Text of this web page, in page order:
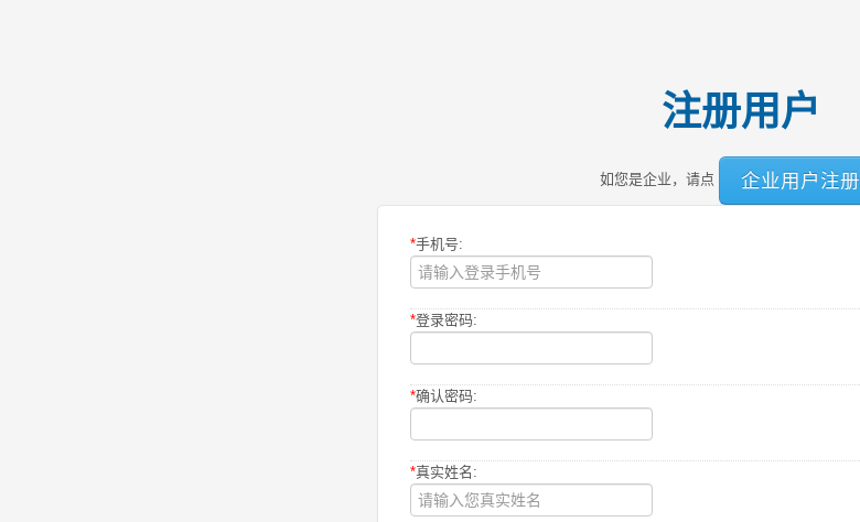
注册用户
如您是企业，请点 企业用户注册
*手机号:
*登录密码:
*确认密码:
*真实姓名: